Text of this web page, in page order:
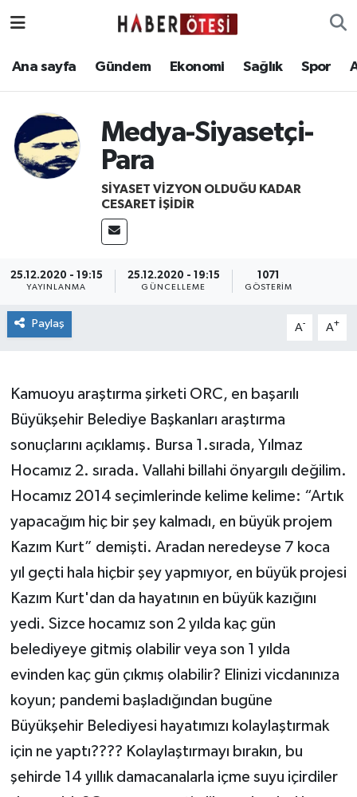
Ana sayfa Gündem Ekonomi Sağlık Spor
Medya-Siyasetçi-
Para
SIYASET VIZYON OLDUĞU KADAR
CESARET IŞIDIR
25.12.2020 - 19:15
YAYINLANMA
25.12.2020 - 19:15
GÜNCELLEME
1071
GÖSTERIM
Paylaş A- A+
Kamuoyu araştırma şirketi ORC, en başarılı
Büyükşehir Belediye Başkanları araştırma
sonuçlarını açıklamış. Bursa 1.sırada, Yılmaz
Hocamız 2. sırada. Vallahi billahi önyargılı değilim.
Hocamız 2014 seçimlerinde kelime kelime: “Artık
yapacağım hiç bir şey kalmadı, en büyük projem
Kazım Kurt” demişti. Aradan neredeyse 7 koca
yıl geçti hala hiçbir şey yapmıyor, en büyük projesi
Kazım Kurt'dan da hayatının en büyük kazığını
yedi. Sizce hocamız son 2 yılda kaç gün
belediyeye gitmiş olabilir veya son 1 yılda
evinden kaç gün çıkmış olabilir? Elinizi vicdanınıza
koyun; pandemi başladığından bugüne
Büyükşehir Belediyesi hayatımızı kolaylaştırmak
için ne yaptı???? Kolaylaştırmayı bırakın, bu
şehirde 14 yıllık damacanalarla içme suyu içirdiler
Ana sayfa
Ekonomi
Sağlık
Eskişehir Nöbetçi Eczaneler
Eskişehir Namaz Vakitleri
Eskişehir Trafik Yoğunluk Haritası
Süper Lig Puan Durumu ve Fikstür